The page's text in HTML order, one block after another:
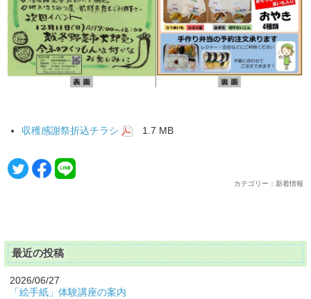
収穫感謝祭折込チラシ 1.7 MB
カテゴリー：新着情報
最近の投稿
2026/06/27
「絵手紙」体験講座の案内